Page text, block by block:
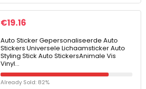
€19.16
Auto Sticker Gepersonaliseerde Auto
Stickers Universele Lichaamsticker Auto
Styling Stick Auto StickersAnimale Vis
Vinyl…
Already Sold: 82%